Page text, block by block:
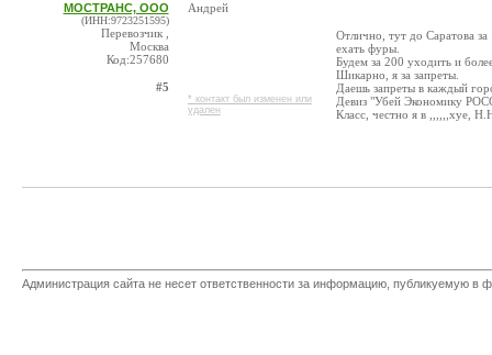
МОСТРАНС, ООО
(ИНН:9723251595)
Перевозчик ,
Москва
Код:257680
#5
Андрей
* контакт был изменен или
удален
Отлично, тут до Саратова
ехать фуры.
Будем за 200 уходить и
Шикарно, я за запреты.
Даешь запреты в каждый
Девиз "Убей Экономику
Класс, честно я в ,,,,,,хуе,
Администрация сайта не несет ответственности за информацию, публикуемую